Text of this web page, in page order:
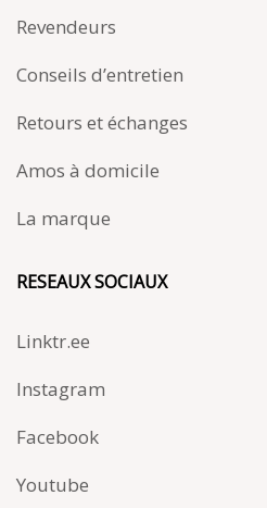
Revendeurs
Conseils d’entretien
Retours et échanges
Amos à domicile
La marque
RESEAUX SOCIAUX
Linktr.ee
Instagram
Facebook
Youtube